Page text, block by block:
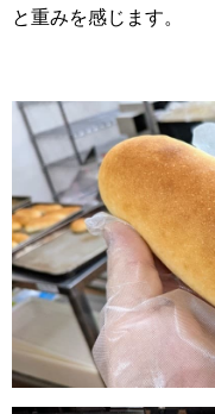
と重みを感じます。